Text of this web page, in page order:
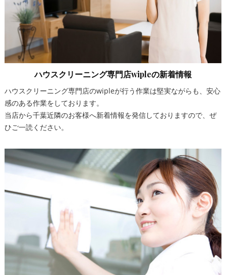
ハウスクリーニング専門店wipleの新着情報
ハウスクリーニング専門店のwipleが行う作業は堅実ながらも、安心
感のある作業をしております。
当店から千葉近隣のお客様へ新着情報を発信しておりますので、ぜ
ひご一読ください。